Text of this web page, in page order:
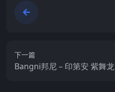
下一篇
Bangni邦尼 – 印第安 紫舞龙